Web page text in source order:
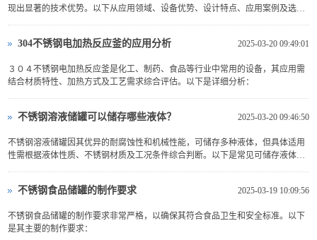
现出显著的技术优势。以下从应用领域、设备优势、设计特点、应用案例及选型
2025-03-20 09:49:01
304不锈钢电加热反应釜的应用分析
３０４不锈钢电加热反应釜是化工、制药、食品等行业中常用的设备，其应用需
结合材质特性、加热方式及工艺需求综合评估。以下是详细分析：
2025-03-20 09:46:50
不锈钢溶液储罐可以储存哪些液体？
不锈钢溶液储罐因其优异的耐腐蚀性和机械性能，可储存多种液体，但具体适用
性需根据液体性质、不锈钢材质及工况条件综合判断。以下是常见可储存液体类
2025-03-19 10:09:56
不锈钢食品储罐的制作要求
不锈钢食品储罐的制作要求非常严格，以确保其符合食品卫生和安全标准。以下
是其主要的制作要求：